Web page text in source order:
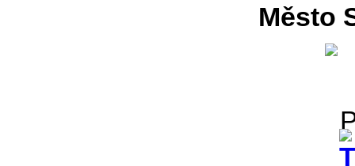
Město